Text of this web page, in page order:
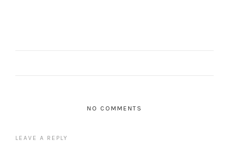
NO COMMENTS
LEAVE A REPLY